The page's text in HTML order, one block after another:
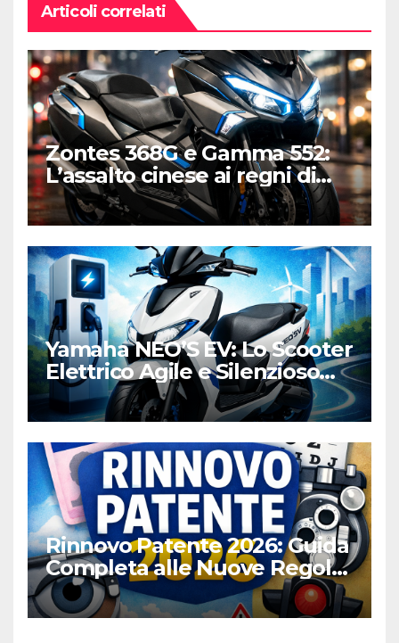
Articoli correlati
Zontes 368G e Gamma 552:
L’assalto cinese ai regni di
Honda e Yamaha
Yamaha NEO’S EV: Lo Scooter
Elettrico Agile e Silenzioso
per la Città
Rinnovo Patente 2026: Guida
Completa alle Nuove Regole,
Digitalizzazione e Costi